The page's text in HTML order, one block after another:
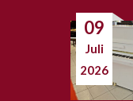
09
Juli
2026